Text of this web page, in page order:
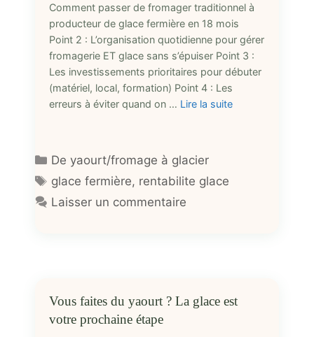
Comment passer de fromager traditionnel à
producteur de glace fermière en 18 mois
Point 2 : L’organisation quotidienne pour gérer
fromagerie ET glace sans s’épuiser Point 3 :
Les investissements prioritaires pour débuter
(matériel, local, formation) Point 4 : Les
erreurs à éviter quand on … Lire la suite
Catégories
De yaourt/fromage à glacier
Étiquettes
glace fermière, rentabilite glace
Laisser un commentaire
Vous faites du yaourt ? La glace est
votre prochaine étape